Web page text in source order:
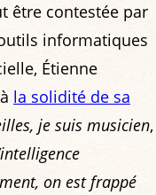
être contestée par
informatiques
Étienne
la solidité de sa
je suis musicien,
on est frappé